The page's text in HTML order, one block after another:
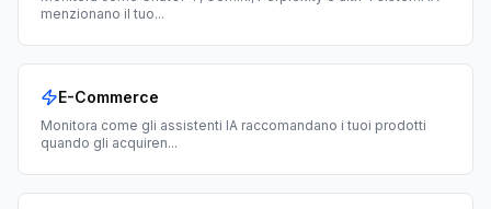
menzionano il tuo...
E-Commerce
Monitora come gli assistenti IA raccomandano i tuoi prodotti
quando gli acquiren...